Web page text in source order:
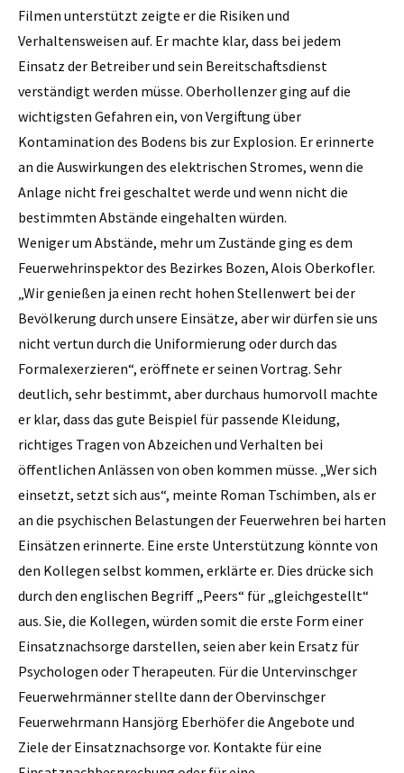
Filmen unterstützt zeigte er die Risiken und
Verhaltensweisen auf. Er machte klar, dass bei jedem
Einsatz der Betreiber und sein Bereitschaftsdienst
verständigt werden müsse. Oberhollenzer ging auf die
wichtigsten Gefahren ein, von Vergiftung über
Kontamination des Bodens bis zur Explosion. Er erinnerte
an die Auswirkungen des elektrischen Stromes, wenn die
Anlage nicht frei geschaltet werde und wenn nicht die
bestimmten Abstände eingehalten würden.
Weniger um Abstände, mehr um Zustände ging es dem
Feuerwehrinspektor des Bezirkes Bozen, Alois Oberkofler.
„Wir genießen ja einen recht hohen Stellenwert bei der
Bevölkerung durch unsere Einsätze, aber wir dürfen sie uns
nicht vertun durch die Uniformierung oder durch das
Formalexerzieren“, eröffnete er seinen Vortrag. Sehr
deutlich, sehr bestimmt, aber durchaus humorvoll machte
er klar, dass das gute Beispiel für passende Kleidung,
richtiges Tragen von Abzeichen und Verhalten bei
öffentlichen Anlässen von oben kommen müsse. „Wer sich
einsetzt, setzt sich aus“, meinte Roman Tschimben, als er
an die psychischen Belastungen der Feuerwehren bei harten
Einsätzen erinnerte. Eine erste Unterstützung könnte von
den Kollegen selbst kommen, erklärte er. Dies drücke sich
durch den englischen Begriff „Peers“ für „gleichgestellt“
aus. Sie, die Kollegen, würden somit die erste Form einer
Einsatznachsorge darstellen, seien aber kein Ersatz für
Psychologen oder Therapeuten. Für die Untervinschger
Feuerwehrmänner stellte dann der Obervinschger
Feuerwehrmann Hansjörg Eberhöfer die Angebote und
Ziele der Einsatznachsorge vor. Kontakte für eine